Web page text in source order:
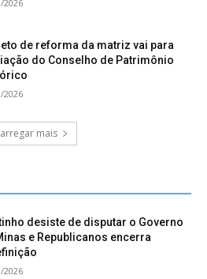
2026
de reforma da matriz vai para
do Conselho de Patrimônio
2026
mais
desiste de disputar o Governo
e Republicanos encerra
2026